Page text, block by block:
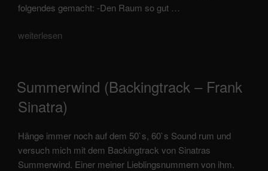
folgendes gemacht: -Den Raum so gut …
„König
7
–
weiterlesen
veröffentlicht
am
Summerwind (backingtrack – Frank
Sinatra)
Hänge immer noch auf dem 50`s, 60`s Sound rum und
versuch mich mit dem Backingtrack von Sinatras
Summerwind. Einer meiner Lieblingsnummern von ihm.